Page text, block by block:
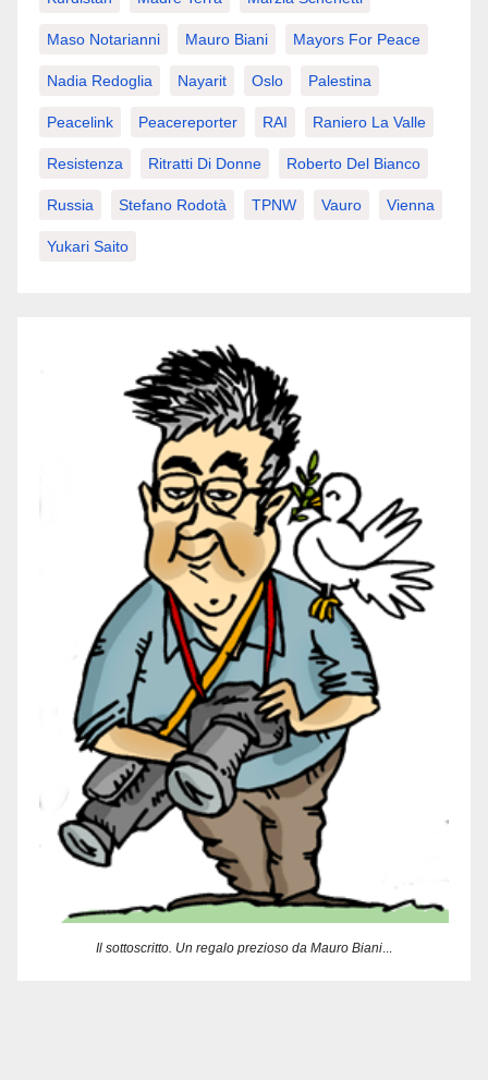
Maso Notarianni Mauro Biani Mayors For Peace
Nadia Redoglia Nayarit Oslo Palestina
Peacelink Peacereporter RAI Raniero La Valle
Resistenza Ritratti Di Donne Roberto Del Bianco
Russia Stefano Rodotà TPNW Vauro Vienna
Yukari Saito
Il sottoscritto. Un regalo prezioso da Mauro Biani...